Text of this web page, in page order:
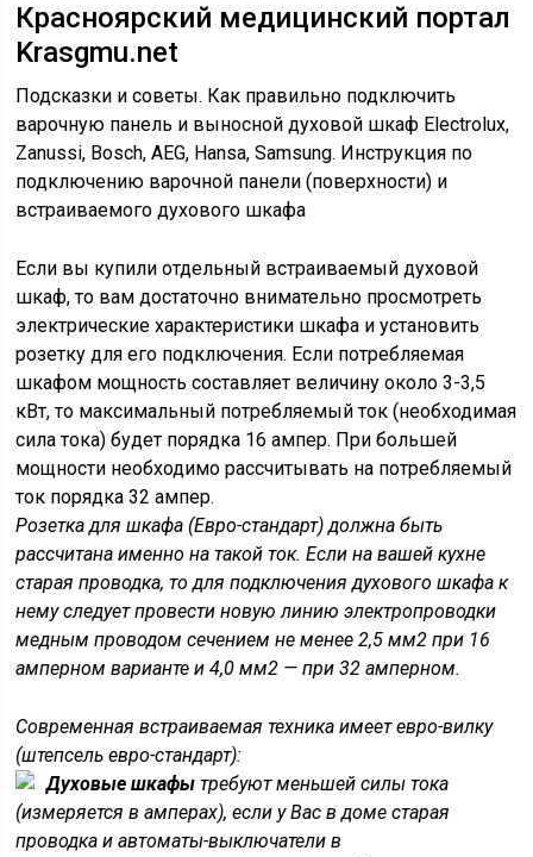
Красноярский медицинский портал
Krasgmu.net
Подсказки и советы. Как правильно подключить
варочную панель и выносной духовой шкаф Electrolux,
Zanussi, Bosch, AEG, Hansa, Samsung. Инструкция по
подключению варочной панели (поверхности) и
встраиваемого духового шкафа
Если вы купили отдельный встраиваемый духовой
шкаф, то вам достаточно внимательно просмотреть
электрические характеристики шкафа и установить
розетку для его подключения. Если потребляемая
шкафом мощность составляет величину около 3-3,5
кВт, то максимальный потребляемый ток (необходимая
сила тока) будет порядка 16 ампер. При большей
мощности необходимо рассчитывать на потребляемый
ток порядка 32 ампер.
Розетка для шкафа (Евро-стандарт) должна быть
рассчитана именно на такой ток. Если на вашей кухне
старая проводка, то для подключения духового шкафа к
нему следует провести новую линию электропроводки
медным проводом сечением не менее 2,5 мм2 при 16
амперном варианте и 4,0 мм2 — при 32 амперном.
Современная встраиваемая техника имеет евро-вилку
(штепсель евро-стандарт):
Духовые шкафы требуют меньшей силы тока
(измеряется в амперах), если у Вас в доме старая
проводка и автоматы-выключатели в